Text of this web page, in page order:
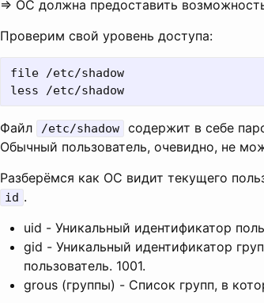
=> ОС должна предоставить
Проверим свой уровень доступа:
file /etc/shadow
Файл /etc/shadow
содержит в себе
Обычный пользователь, очевидно, не
Разберёмся как ОС видит текущего
id .
uid - Уникальный идентификатор
gid - Уникальный идентификатор
пользователь. 1001.
grous (группы) - Список групп, в